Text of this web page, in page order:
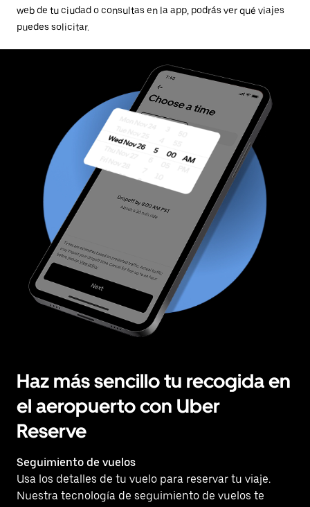
web de tu ciudad o consultas en la app, podrás ver qué viajes
puedes solicitar.
Haz más sencillo tu recogida en
el aeropuerto con Uber
Reserve
Seguimiento de vuelos
Usa los detalles de tu vuelo para reservar tu viaje.
Nuestra tecnología de seguimiento de vuelos te